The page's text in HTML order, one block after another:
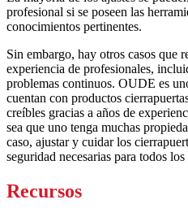
profesional si se poseen las
conocimientos pertinentes.
Sin embargo, hay otros casos que
experiencia de profesionales,
problemas continuos. OUDE es
cuentan con productos
creíbles gracias a años de
sea que uno tenga muchas
caso, ajustar y cuidar los
seguridad necesarias para todos
Recursos